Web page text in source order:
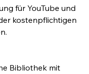
für YouTube und
kostenpflichtigen
Bibliothek mit